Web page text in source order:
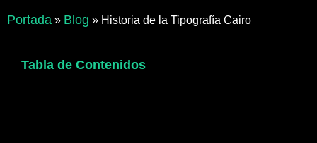
Portada » Blog » Historia de la Tipografía Cairo
Tabla de Contenidos